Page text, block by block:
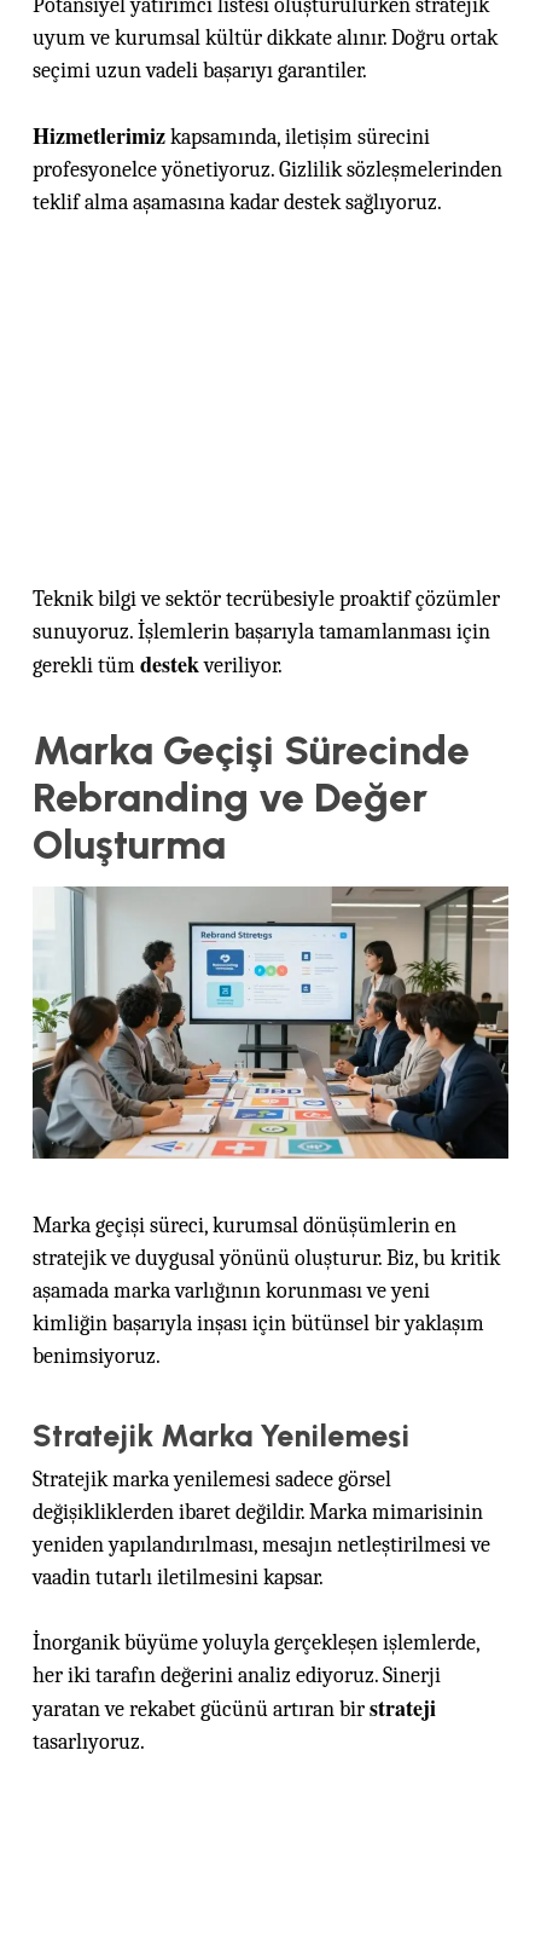
Potansiyel yatırımcı listesi oluşturulurken stratejik
uyum ve kurumsal kültür dikkate alınır. Doğru ortak
seçimi uzun vadeli başarıyı garantiler.
Hizmetlerimizkapsamında, iletişim sürecini
profesyonelce yönetiyoruz. Gizlilik sözleşmelerinden
teklif alma aşamasına kadar destek sağlıyoruz.
Teknik bilgi ve sektör tecrübesiyle proaktif çözümler
sunuyoruz. İşlemlerin başarıyla tamamlanması için
gerekli tümdestekveriliyor.
Marka Geçişi Sürecinde
Rebranding ve Değer
Oluşturma
Marka geçişi süreci, kurumsal dönüşümlerin en
stratejik ve duygusal yönünü oluşturur. Biz, bu kritik
aşamada marka varlığının korunması ve yeni
kimliğin başarıyla inşası için bütünsel bir yaklaşım
benimsiyoruz.
Stratejik Marka Yenilemesi
Stratejik marka yenilemesi sadece görsel
değişikliklerden ibaret değildir. Marka mimarisinin
yeniden yapılandırılması, mesajın netleştirilmesi ve
vaadin tutarlı iletilmesini kapsar.
İnorganik büyüme yoluyla gerçekleşen işlemlerde,
her iki tarafın değerini analiz ediyoruz. Sinerji
yaratan ve rekabet gücünü artıran birstrateji
tasarlıyoruz.